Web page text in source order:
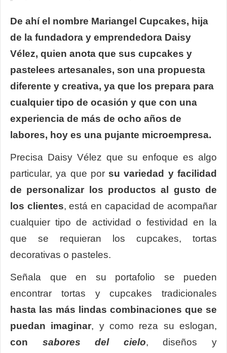
De ahí el nombre Mariangel Cupcakes, hija
de la fundadora y emprendedora Daisy
Vélez, quien anota que sus cupcakes y
pastelees artesanales, son una propuesta
diferente y creativa, ya que los prepara para
cualquier tipo de ocasión y que con una
experiencia de más de ocho años de
labores, hoy es una pujante microempresa.
Precisa Daisy Vélez que su enfoque es algo
particular, ya que porsu variedad y facilidad
de personalizar los productos al gusto de
los clientes, está en capacidad de acompañar
cualquier tipo de actividad o festividad en la
que se requieran los cupcakes, tortas
decorativas o pasteles.
Señala que en su portafolio se pueden
encontrar tortas y cupcakes tradicionales
hasta las más lindas combinaciones que se
puedan imaginar, y como reza su eslogan,
con sabores del cielo, diseños y